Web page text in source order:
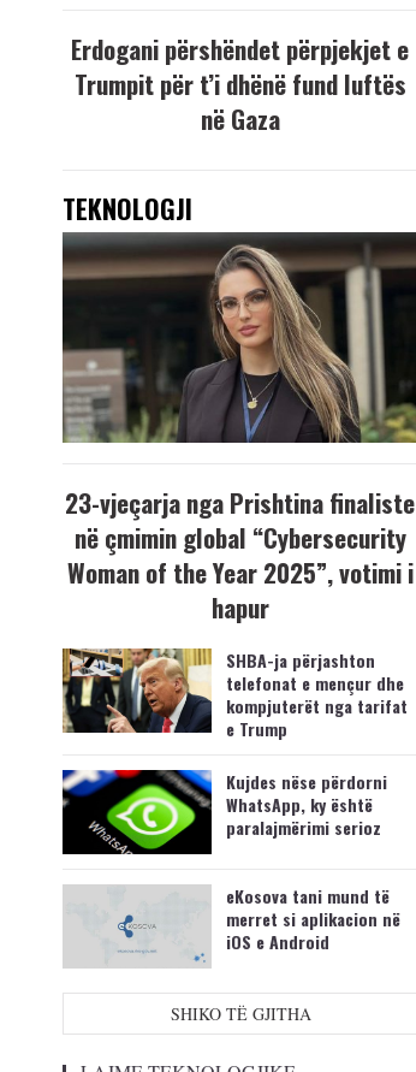
Erdogani përshëndet përpjekjet e
Trumpit për t’i dhënë fund luftës
në Gaza
TEKNOLOGJI
23-vjeçarja nga Prishtina finaliste
në çmimin global “Cybersecurity
Woman of the Year 2025”, votimi i
hapur
SHBA-ja përjashton
telefonat e mençur dhe
kompjuterët nga tarifat
e Trump
Kujdes nëse përdorni
WhatsApp, ky është
paralajmërimi serioz
eKosova tani mund të
merret si aplikacion në
iOS e Android
SHIKO TË GJITHA